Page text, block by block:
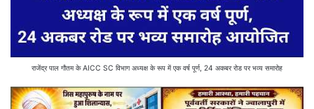
राजेंद्र पाल गौतम के AICC SC विभाग अध्यक्ष के रूप में एक वर्ष पूर्ण, 24 अकबर रोड पर भव्य समारोह